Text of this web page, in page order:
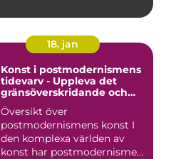
18. jan
Konst i postmodernismens
tidevarv - Uppleva det
gränsöverskridande och
mångfacetterade
Översikt över
postmodernismens konst I
den komplexa världen av
konst har postmodernismen